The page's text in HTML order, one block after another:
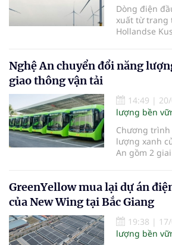
Dòng điện
xuất từ ​​trang
Hollandse
Nghệ An chuyển đổi năng
giao thông vận tải
14:49 |
lượng bền
Chương trình
lượng xanh
An gồm 2
sử dụng
GreenYellow mua lại dự án
của New Wing tại Bắc Giang
19:38 |
lượng bền